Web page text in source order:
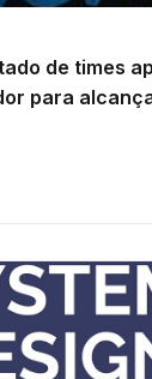
de times
para